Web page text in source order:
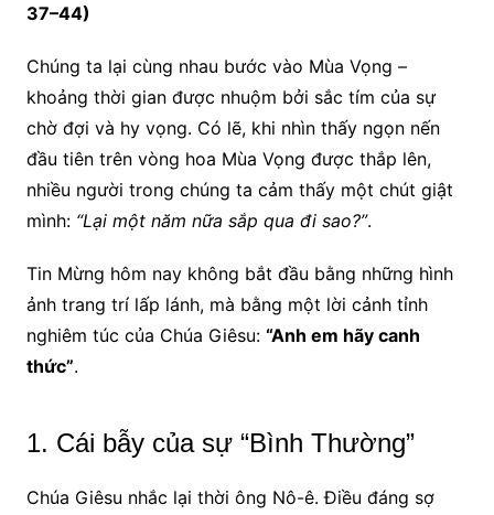
37–44)
Chúng ta lại cùng nhau bước vào Mùa Vọng –
khoảng thời gian được nhuộm bởi sắc tím của sự
chờ đợi và hy vọng. Có lẽ, khi nhìn thấy ngọn nến
đầu tiên trên vòng hoa Mùa Vọng được thắp lên,
nhiều người trong chúng ta cảm thấy một chút giật
mình: “Lại một năm nữa sắp qua đi sao?”.
Tin Mừng hôm nay không bắt đầu bằng những hình
ảnh trang trí lấp lánh, mà bằng một lời cảnh tỉnh
nghiêm túc của Chúa Giêsu: “Anh em hãy canh
thức”.
1. Cái bẫy của sự “Bình Thường”
Chúa Giêsu nhắc lại thời ông Nô-ê. Điều đáng sợ